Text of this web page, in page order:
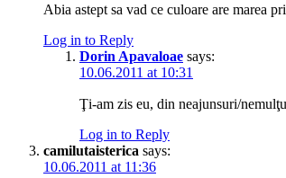
Abia astept sa vad ce culoare are marea
Log in to Reply
Dorin Apavaloae says:
10.06.2011 at 10:31
Ţi-am zis eu, din neajunsuri/
Log in to Reply
camilutaisterica says:
10.06.2011 at 11:36